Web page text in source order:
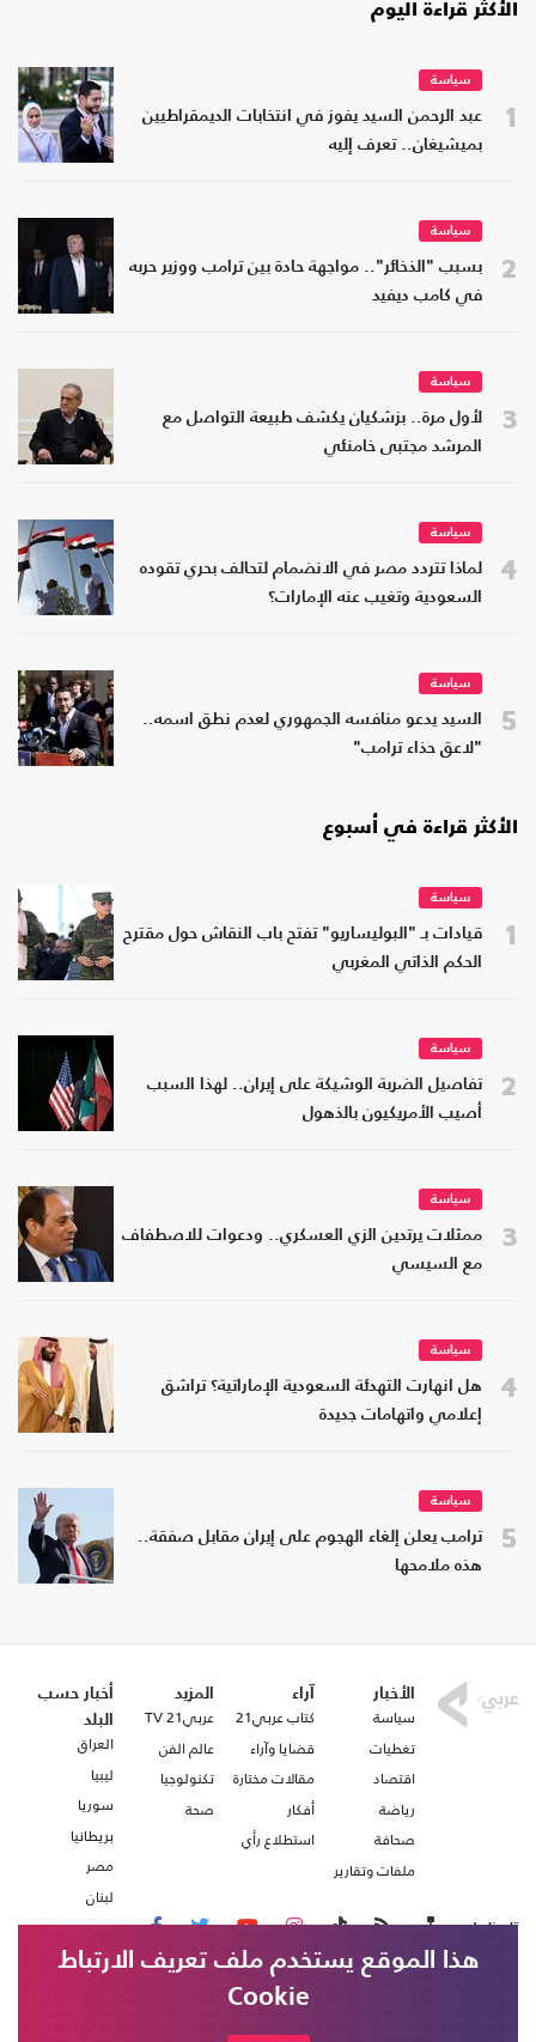
الأكثر قراءة اليوم
1
سياسة
عبد الرحمن السيد يفوز في انتخابات الديمقراطيين
بميشيغان.. تعرف إليه
2
سياسة
بسبب "الذخائر".. مواجهة حادة بين ترامب ووزير حربه
في كامب ديفيد
3
سياسة
لأول مرة.. بزشكيان يكشف طبيعة التواصل مع
المرشد مجتبى خامنئي
4
سياسة
لماذا تتردد مصر في الانضمام لتحالف بحري تقوده
السعودية وتغيب عنه الإمارات؟
5
سياسة
السيد يدعو منافسه الجمهوري لعدم نطق اسمه..
"لاعق حذاء ترامب"
الأكثر قراءة في أسبوع
1
سياسة
قيادات بـ "البوليساريو" تفتح باب النقاش حول مقترح
الحكم الذاتي المغربي
2
سياسة
تفاصيل الضربة الوشيكة على إيران.. لهذا السبب
أصيب الأمريكيون بالذهول
3
سياسة
ممثلات يرتدين الزي العسكري.. ودعوات للاصطفاف
مع السيسي
4
سياسة
هل انهارت التهدئة السعودية الإماراتية؟ تراشق
إعلامي واتهامات جديدة
5
سياسة
ترامب يعلن إلغاء الهجوم على إيران مقابل صفقة..
هذه ملامحها
الأخبار
سياسة
تغطيات
اقتصاد
رياضة
صحافة
ملفات وتقارير
آراء
كتاب عربي21
قضايا وآراء
مقالات مختارة
أفكار
استطلاع رأي
المزيد
عربي21 TV
عالم الفن
تكنولوجيا
صحة
أخبار حسب
البلد
العراق
ليبيا
سوريا
بريطانيا
مصر
لبنان
تابعنا على
هذا الموقع يستخدم ملف تعريف الارتباط
Cookie